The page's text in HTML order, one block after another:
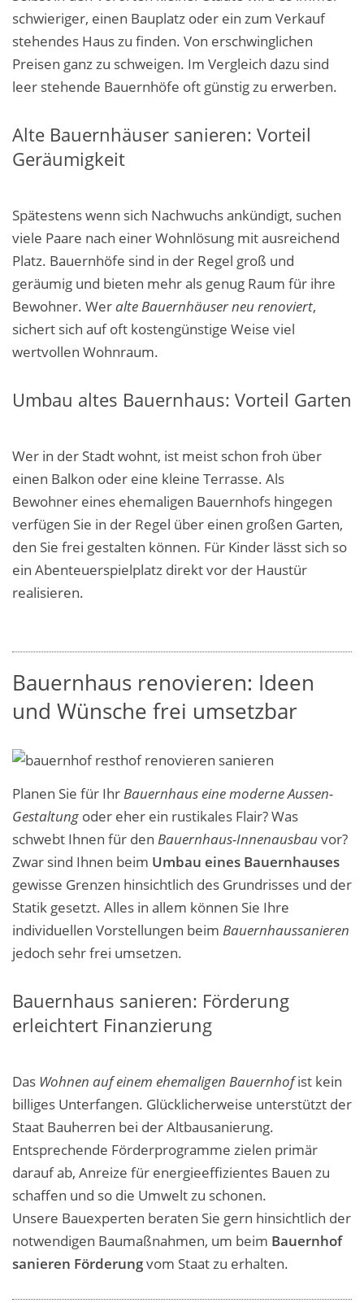
schwieriger, einen Bauplatz oder ein zum Verkauf
stehendes Haus zu finden. Von erschwinglichen
Preisen ganz zu schweigen. Im Vergleich dazu sind
leer stehende Bauernhöfe oft günstig zu erwerben.
Alte Bauernhäuser sanieren: Vorteil
Geräumigkeit
Spätestens wenn sich Nachwuchs ankündigt, suchen
viele Paare nach einer Wohnlösung mit ausreichend
Platz. Bauernhöfe sind in der Regel groß und
geräumig und bieten mehr als genug Raum für ihre
Bewohner. Weralte Bauernhäuser neu renoviert,
sichert sich auf oft kostengünstige Weise viel
wertvollen Wohnraum.
Umbau altes Bauernhaus: Vorteil Garten
Wer in der Stadt wohnt, ist meist schon froh über
einen Balkon oder eine kleine Terrasse. Als
Bewohner eines ehemaligen Bauernhofs hingegen
verfügen Sie in der Regel über einen großen Garten,
den Sie frei gestalten können. Für Kinder lässt sich so
ein Abenteuerspielplatz direkt vor der Haustür
realisieren.
Bauernhaus renovieren: Ideen
und Wünsche frei umsetzbar
Planen Sie für IhrBauernhaus eine moderneAussen-
Gestaltung oder eher ein rustikales Flair? Was
schwebt Ihnen für den Bauernhaus-Innenausbauvor?
Zwar sind Ihnen beim Umbau eines Bauernhauses
gewisse Grenzen hinsichtlich des Grundrisses und der
Statik gesetzt. Alles in allem können Sie Ihre
individuellen Vorstellungen beim Bauernhaussanieren
jedoch sehr frei umsetzen.
Bauernhaus sanieren: Förderung
erleichtert Finanzierung
Das Wohnen auf einem ehemaligen Bauernhofist kein
billiges Unterfangen. Glücklicherweise unterstützt der
Staat Bauherren bei der Altbausanierung.
Entsprechende Förderprogramme zielen primär
darauf ab, Anreize für energieeffizientes Bauen zu
schaffen und so die Umwelt zu schonen.
Unsere Bauexperten beraten Sie gern hinsichtlich der
notwendigen Baumaßnahmen, um beim Bauernhof
sanieren Förderungvom Staat zu erhalten.